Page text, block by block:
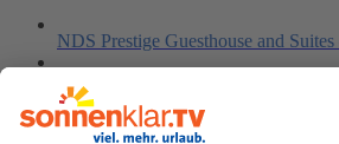
NDS Prestige Guesthouse and
Colina da Lapa and Villas